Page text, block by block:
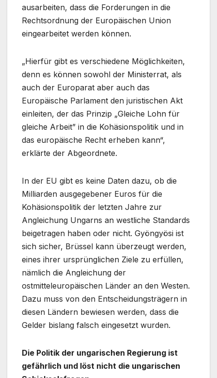
ausarbeiten, dass die Forderungen in die
Rechtsordnung der Europäischen Union
eingearbeitet werden können.
„Hierfür gibt es verschiedene Möglichkeiten,
denn es können sowohl der Ministerrat, als
auch der Europarat aber auch das
Europäische Parlament den juristischen Akt
einleiten, der das Prinzip „Gleiche Lohn für
gleiche Arbeit” in die Kohäsionspolitik und in
das europäische Recht erheben kann“,
erklärte der Abgeordnete.
In der EU gibt es keine Daten dazu, ob die
Milliarden ausgegebener Euros für die
Kohäsionspolitik der letzten Jahre zur
Angleichung Ungarns an westliche Standards
beigetragen haben oder nicht. Gyöngyösi ist
sich sicher, Brüssel kann überzeugt werden,
eines ihrer ursprünglichen Ziele zu erfüllen,
nämlich die Angleichung der
ostmitteleuropäischen Länder an den Westen.
Dazu muss von den Entscheidungsträgern in
diesen Ländern bewiesen werden, dass die
Gelder bislang falsch eingesetzt wurden.
Die Politik der ungarischen Regierung ist
gefährlich und löst nicht die ungarischen